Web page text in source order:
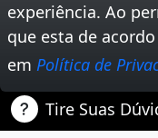
experiência. Ao
que esta de
em Política de
Segunda Via
Trabalhe
Tire Suas